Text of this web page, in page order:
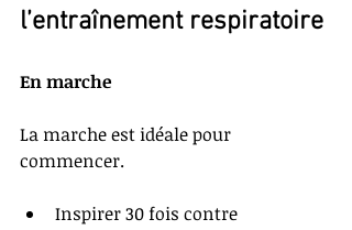
l’entraînement respiratoire
En marche
La marche est idéale pour
commencer.
Inspirer 30 fois contre